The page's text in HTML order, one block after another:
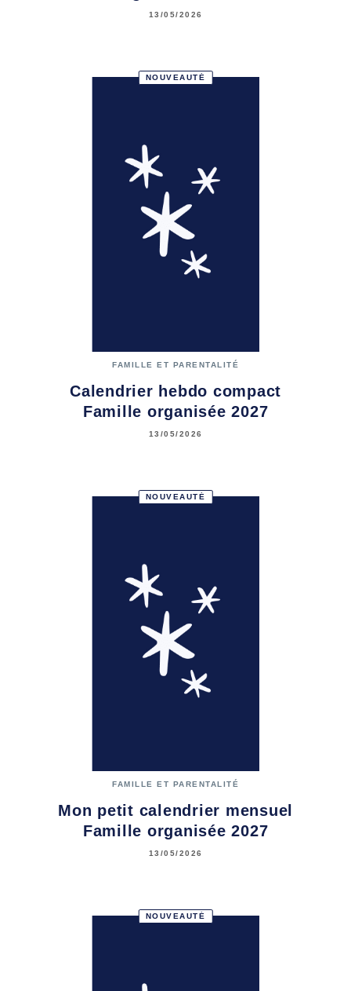
13/05/2026
NOUVEAUTÉ
FAMILLE ET PARENTALITÉ
Calendrier hebdo compact
Famille organisée 2027
13/05/2026
NOUVEAUTÉ
FAMILLE ET PARENTALITÉ
Mon petit calendrier mensuel
Famille organisée 2027
13/05/2026
NOUVEAUTÉ